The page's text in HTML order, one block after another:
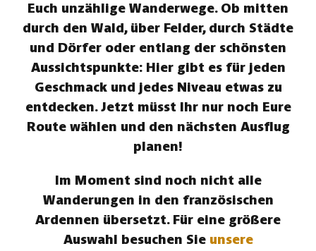
Euch unzählige Wanderwege. Ob mitten
durch den Wald, über Felder, durch Städte
und Dörfer oder entlang der schönsten
Aussichtspunkte: Hier gibt es für jeden
Geschmack und jedes Niveau etwas zu
entdecken. Jetzt müsst Ihr nur noch Eure
Route wählen und den nächsten Ausflug
planen!
Im Moment sind noch nicht alle
Wanderungen in den französischen
Ardennen übersetzt. Für eine größere
Auswahl besuchen Sie unsere